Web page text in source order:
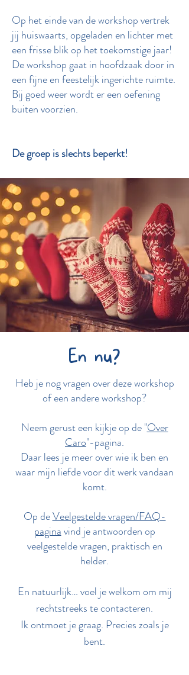
Op het einde van de workshop vertrek
jij huiswaarts, opgeladen en lichter met
een frisse blik op het toekomstige jaar!
De workshop gaat in hoofdzaak door in
een fijne en feestelijk ingerichte ruimte.
Bij goed weer wordt er een oefening
buiten voorzien.
De groep is slechts beperkt!
En nu?
Heb je nog vragen over deze workshop
of een andere workshop?
Neem gerust een kijkje op de "Over
Caro"-pagina.
Daar lees je meer over wie ik ben en
waar mijn liefde voor dit werk vandaan
komt.
Op deVeelgestelde vragen/FAQ-
paginavind je antwoorden op
veelgestelde vragen, praktisch en
helder.
En natuurlijk… voel je welkom om mij
rechtstreeks te contacteren.
Ik ontmoet je graag. Precies zoals je
bent.